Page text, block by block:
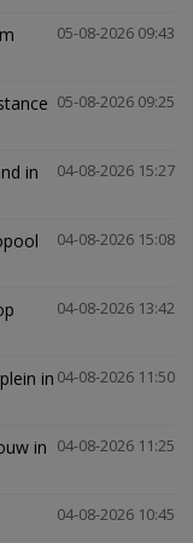
05-08-2026 09:43
05-08-2026 09:25
04-08-2026 15:27
in
04-08-2026 15:08
04-08-2026 13:42
04-08-2026 11:50
in
04-08-2026 11:25
in
04-08-2026 10:45